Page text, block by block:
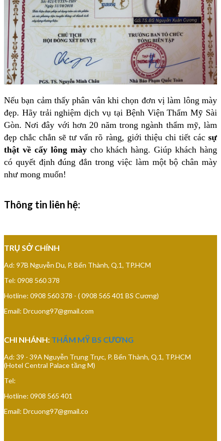
Nếu bạn cảm thấy phân vân khi chọn đơn vị làm lông mày
đẹp. Hãy trải nghiệm dịch vụ tại Bệnh Viện Thẩm Mỹ Sài
Gòn. Nơi đây với hơn 20 năm trong ngành thẩm mỹ, làm
đẹp chắc chắn sẽ tư vấn rõ ràng, giới thiệu chi tiết các sự
thật về cấy lông màycho khách hàng. Giúp khách hàng
có quyết định đúng đắn trong việc làm một bộ chân mày
như mong muốn!
Thông tin liên hệ:
TRỤ SỞ CHÍNH
Ad: 97B Nguyễn Du, P. Bến Thành, Q.1, TP.HCM
Tel: 0908 560 378
Hotline: 0908 560 378 - ( 0908 565 401 BS Cương)
Email: Drcuong97@gmail.com
CHI NHÁNH: THẨM MỸ BS CƯƠNG
Ad: 39 - 39A Nguyễn Trung Trực, P. Bến Thành, Q.1, TP.HCM
(Hotel Central Palace tầng M)
Tel:
Hotline: 0908 565 401
Email: Drcuong97@gmail.co